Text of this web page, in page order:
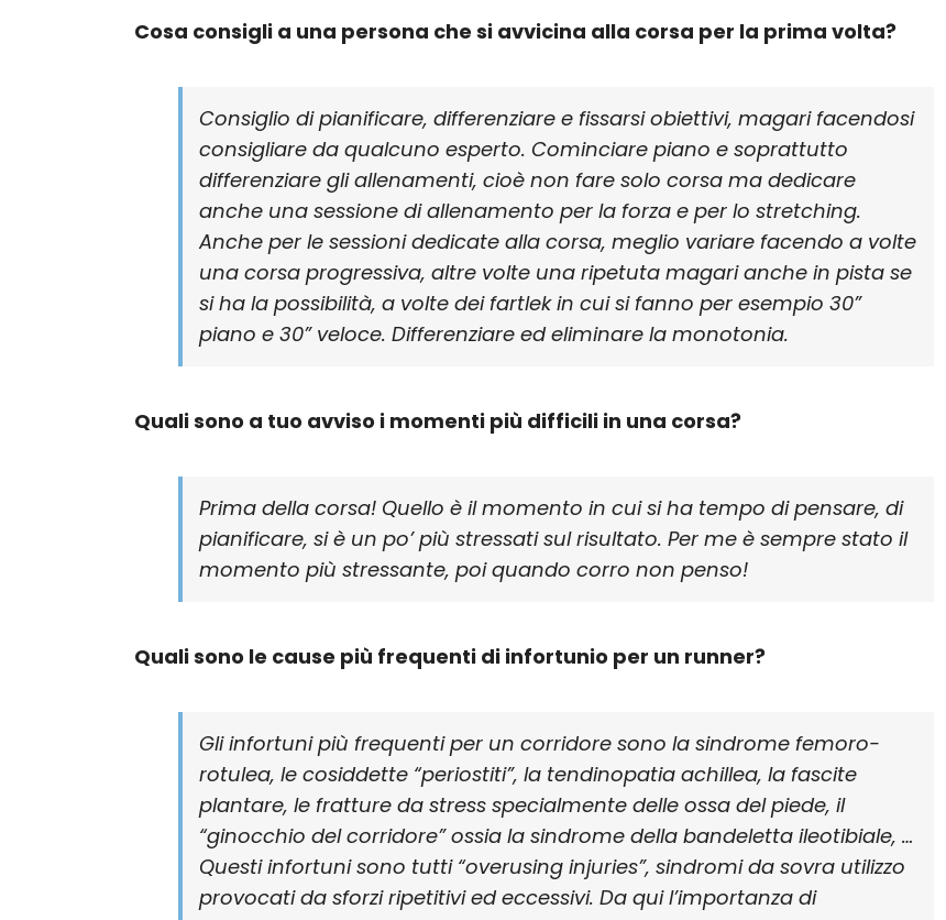
Cosa consigli a una persona che si avvicina alla corsa per la prima volta?
Consiglio di pianificare, differenziare e fissarsi obiettivi, magari facendosi
consigliare da qualcuno esperto. Cominciare piano e soprattutto
differenziare gli allenamenti, cioè non fare solo corsa ma dedicare
anche una sessione di allenamento per la forza e per lo stretching.
Anche per le sessioni dedicate alla corsa, meglio variare facendo a volte
una corsa progressiva, altre volte una ripetuta magari anche in pista se
si ha la possibilità, a volte dei fartlek in cui si fanno per esempio 30”
piano e 30” veloce. Differenziare ed eliminare la monotonia.
Quali sono a tuo avviso i momenti più difficili in una corsa?
Prima della corsa! Quello è il momento in cui si ha tempo di pensare, di
pianificare, si è un po’ più stressati sul risultato. Per me è sempre stato il
momento più stressante, poi quando corro non penso!
Quali sono le cause più frequenti di infortunio per un runner?
Gli infortuni più frequenti per un corridore sono la sindrome femoro-
rotulea, le cosiddette “periostiti”, la tendinopatia achillea, la fascite
plantare, le fratture da stress specialmente delle ossa del piede, il
“ginocchio del corridore” ossia la sindrome della bandeletta ileotibiale, …
Questi infortuni sono tutti “overusing injuries”, sindromi da sovra utilizzo
provocati da sforzi ripetitivi ed eccessivi. Da qui l’importanza di